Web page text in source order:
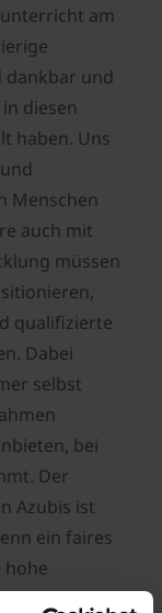
am
dankbar und
diesen
haben. Uns
Menschen
auch mit
müssen
qualifizierte
Dabei
selbst
bei
Der
Azubis ist
ein faires
hohe